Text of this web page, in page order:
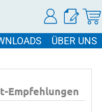
ÜBER UNS
Empfehlungen